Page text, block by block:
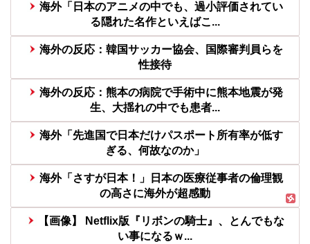
海外「日本のアニメの中でも、過小評価されてい
る隠れた名作といえばこ...
海外の反応：韓国サッカー協会、国際審判員らを
性接待
海外の反応：熊本の病院で手術中に熊本地震が発
生、大揺れの中でも患者...
海外「先進国で日本だけパスポート所有率が低す
ぎる、何故なのか」
海外「さすが日本！」日本の医療従事者の倫理観
の高さに海外が超感動
【画像】 Netflix版『リボンの騎士』、とんでもな
い事になるｗ...